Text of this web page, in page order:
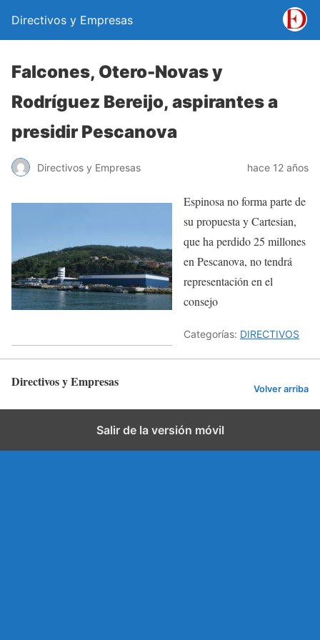
Directivos y Empresas
Falcones, Otero-Novas y
Rodríguez Bereijo, aspirantes a
presidir Pescanova
Directivos y Empresas hace 12 años
Espinosa no forma parte de
su propuesta y Cartesian,
que ha perdido 25 millones
en Pescanova, no tendrá
representación en el
consejo
Categorías: DIRECTIVOS
Directivos y Empresas Volver arriba
Salir de la versión móvil